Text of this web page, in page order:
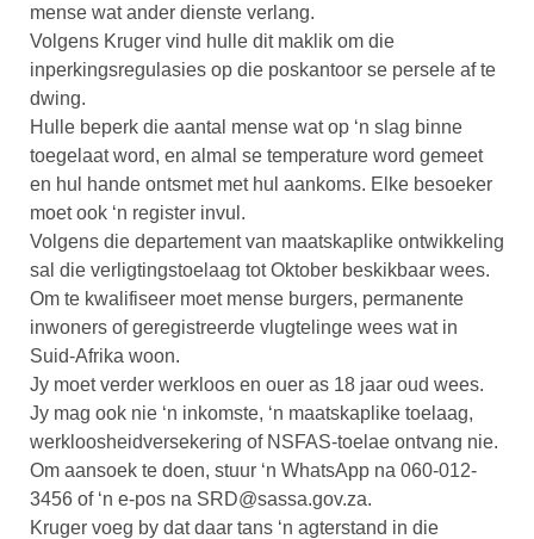
mense wat ander dienste verlang.
Volgens Kruger vind hulle dit maklik om die
inperkingsregulasies op die poskantoor se persele af te
dwing.
Hulle beperk die aantal mense wat op ‘n slag binne
toegelaat word, en almal se temperature word gemeet
en hul hande ontsmet met hul aankoms. Elke besoeker
moet ook ‘n register invul.
Volgens die departement van maatskaplike ontwikkeling
sal die verligtingstoelaag tot Oktober beskikbaar wees.
Om te kwalifiseer moet mense burgers, permanente
inwoners of geregistreerde vlugtelinge wees wat in
Suid-Afrika woon.
Jy moet verder werkloos en ouer as 18 jaar oud wees.
Jy mag ook nie ‘n inkomste, ‘n maatskaplike toelaag,
werkloosheidversekering of NSFAS-toelae ontvang nie.
Om aansoek te doen, stuur ‘n WhatsApp na 060-012-
3456 of ‘n e-pos na SRD@sassa.gov.za.
Kruger voeg by dat daar tans ‘n agterstand in die